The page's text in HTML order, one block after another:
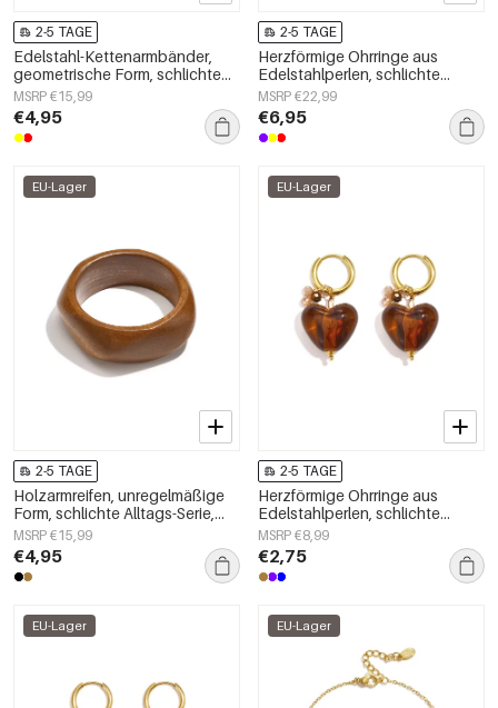
2-5 TAGE
Edelstahl-Kettenarmbänder,
geometrische Form, schlichte
Alltagsserie, Damenschmuck
MSRP €15,99
€4,95
2-5 TAGE
Herzförmige Ohrringe aus
Edelstahlperlen, schlichte
Alltags-Serie, Damenschmuck
MSRP €22,99
€6,95
EU-Lager
2-5 TAGE
Holzarmreifen, unregelmäßige
Form, schlichte Alltags-Serie,
Damenschmuck
MSRP €15,99
€4,95
EU-Lager
2-5 TAGE
Herzförmige Ohrringe aus
Edelstahlperlen, schlichte
Alltags-Serie, Damenschmuck
MSRP €8,99
€2,75
EU-Lager EU-Lager